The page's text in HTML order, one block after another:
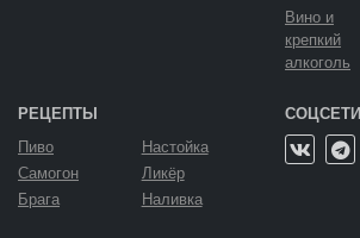
Вино и
крепкий
алкоголь
РЕЦЕПТЫ
Пиво
Самогон
Брага
Настойка
Ликёр
Наливка
СОЦСЕТИ